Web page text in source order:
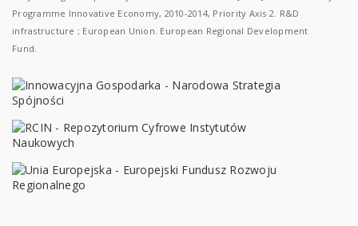
Programme Innovative Economy, 2010-2014, Priority Axis 2. R&D
infrastructure ; European Union. European Regional Development
Fund.